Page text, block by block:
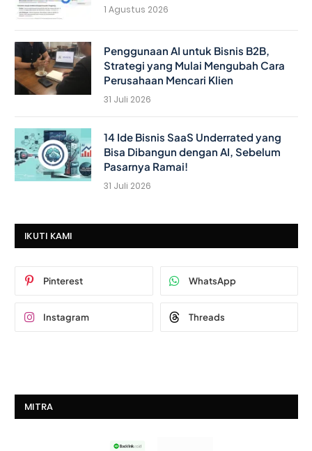
1 Agustus 2026
Penggunaan AI untuk Bisnis B2B,
Strategi yang Mulai Mengubah Cara
Perusahaan Mencari Klien
31 Juli 2026
14 Ide Bisnis SaaS Underrated yang
Bisa Dibangun dengan AI, Sebelum
Pasarnya Ramai!
31 Juli 2026
IKUTI KAMI
Pinterest WhatsApp
Instagram Threads
MITRA